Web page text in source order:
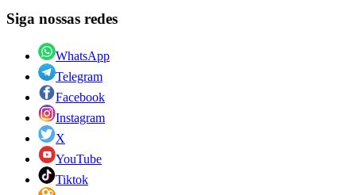
Siga nossas redes
WhatsApp
Telegram
Facebook
Instagram
X
YouTube
Tiktok